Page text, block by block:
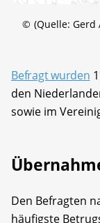
© (Quelle: Gerd
Befragt wurden
den
sowie im
Den Befragten
häufigste